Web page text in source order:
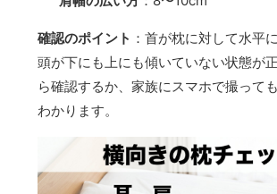
確認のポイント ：首が枕に対して水平
頭が下にも上にも傾いていない状態が
ら確認するか、家族にスマホで撮って
わかります。